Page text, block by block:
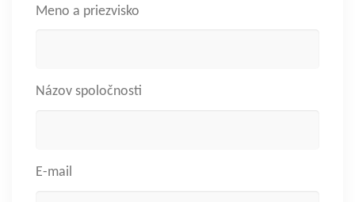
Meno a priezvisko
Názov spoločnosti
E-mail